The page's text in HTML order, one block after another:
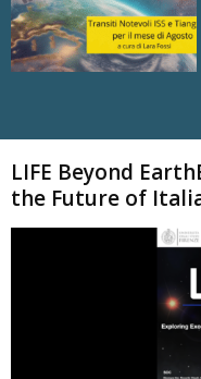
LIFE Beyond
the Future of